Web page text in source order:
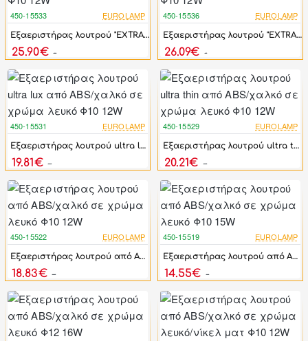
-17%
450-15533 EUROLAMP
Εξαεριστήρας λουτρού "EXTRACTOR Q" από ABS/χαλκό σε χρώμα μαύρο Φ10 12W
25.90€
-17%
450-15536 EUROLAMP
Εξαεριστήρας λουτρού "EXTRACTOR X" από ABS/χαλκό σε χρώμα μαύρο Φ10 12W
26.09€
-17%
450-15531 EUROLAMP
Εξαεριστήρας λουτρού ultra lux από ABS/χαλκό σε χρώμα λευκό Φ10 12W
19.81€
-17%
450-15529 EUROLAMP
Εξαεριστήρας λουτρού ultra thin από ABS/χαλκό σε χρώμα λευκό Φ10 12W
20.21€
-17%
450-15522 EUROLAMP
Εξαεριστήρας λουτρού από ABS/χαλκό σε χρώμα λευκό Φ10 12W
18.83€
-17%
450-15519 EUROLAMP
Εξαεριστήρας λουτρού από ABS/χαλκό σε χρώμα λευκό Φ10 15W
14.55€